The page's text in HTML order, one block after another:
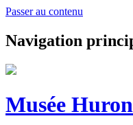
Passer au contenu
Navigation
Musée